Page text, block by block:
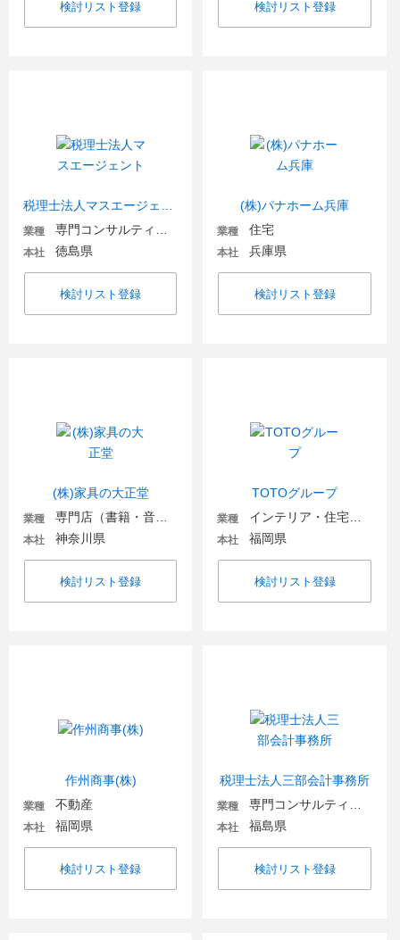
検討リスト登録 検討リスト登録
業種
本社 徳島県
検討リスト登録
(株)パナホーム兵庫
業種 住宅
本社 兵庫県
検討リスト登録
(株)家具の大正堂
業種
本社 神奈川県
検討リスト登録
TOTOグループ
業種
本社 福岡県
検討リスト登録
作州商事(株)
業種 不動産
本社 福岡県
検討リスト登録
税理士法人三部会計事務所
業種
本社 福島県
検討リスト登録